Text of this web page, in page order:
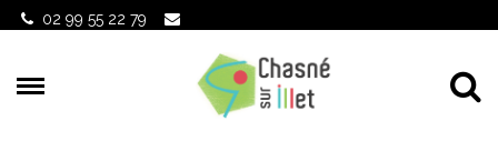
Gestion des traceurs
02 99 55 22 79